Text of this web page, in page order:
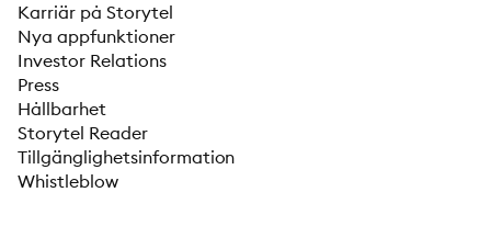
Karriär på Storytel
Nya appfunktioner
Investor Relations
Press
Hållbarhet
Storytel Reader
Tillgänglighetsinformation
Whistleblow